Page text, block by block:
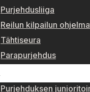
Purjehdusliiga
Reilun kilpailun
Tähtiseura
Parapurjehdus
Purjehduksen